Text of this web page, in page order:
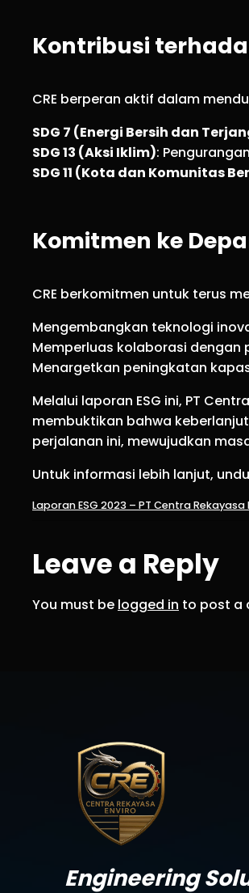
Kontribusi
CRE berperan aktif dalam
SDG 7 (Energi Bersih dan
SDG 13 (Aksi Iklim):
SDG 11 (Kota dan Komunitas
Komitmen ke
CRE berkomitmen untuk terus
Mengembangkan teknologi
Memperluas kolaborasi
Menargetkan peningkatan
Melalui laporan ESG ini, PT
membuktikan bahwa
perjalanan ini, mewujudkan
Untuk informasi lebih lanjut,
Laporan ESG 2023 – PT Centra
Leave a Reply
You must be logged in to post a
Engineering